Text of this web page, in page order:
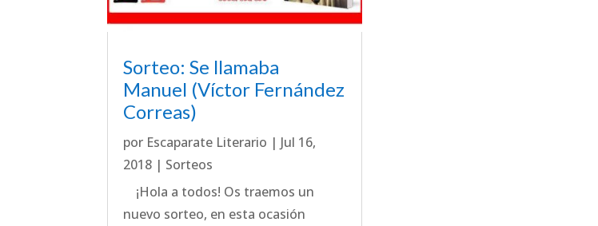
Sorteo: Se llamaba
Manuel (Víctor Fernández
Correas)
por Escaparate Literario | Jul 16,
2018 | Sorteos
¡Hola a todos! Os traemos un
nuevo sorteo, en esta ocasión